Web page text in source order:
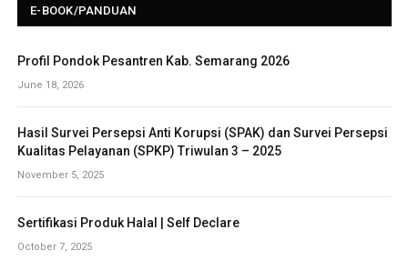
E-BOOK/PANDUAN
Profil Pondok Pesantren Kab. Semarang 2026
June 18, 2026
Hasil Survei Persepsi Anti Korupsi (SPAK) dan Survei Persepsi
Kualitas Pelayanan (SPKP) Triwulan 3 – 2025
November 5, 2025
Sertifikasi Produk Halal | Self Declare
October 7, 2025